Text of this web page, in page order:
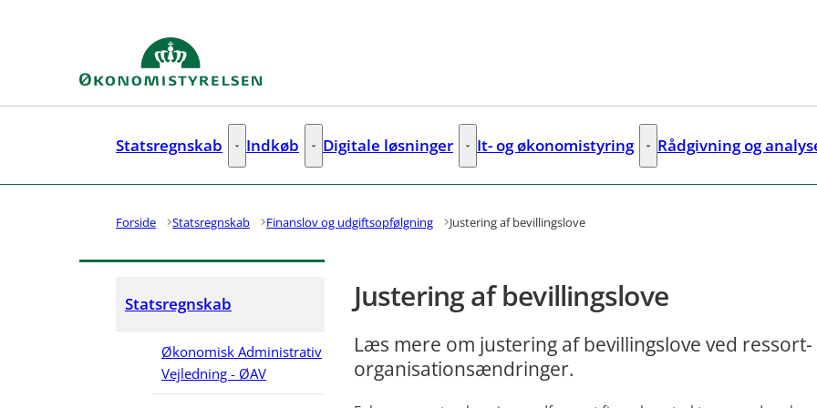
Statsregnskab Statsregnskab - Flere links
Indkøb Indkøb - Flere links
Digitale løsninger Digitale løsninger - Flere links
It- og økonomistyring It- og økonomistyring - Flere
Rådgivning og
Forside Statsregnskab Finanslov og udgiftsopfølgning Justering af bevillingslove
Statsregnskab
Økonomisk Administrativ
Vejledning - ØAV
Justering af bevillingslove
Læs mere om justering af bevillingslove ved ressort-
organisationsændringer.